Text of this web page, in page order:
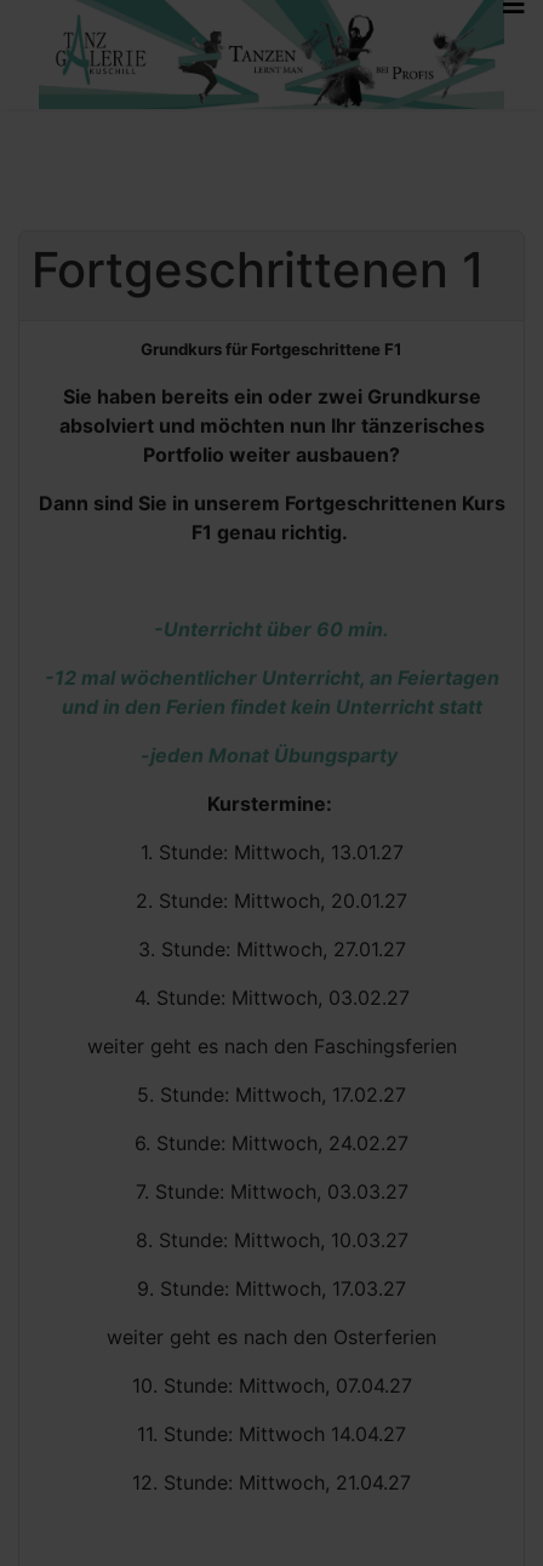
Fortgeschrittenen 1
Grundkurs für Fortgeschrittene F1
Sie haben bereits ein oder zwei Grundkurse
absolviert und möchten nun Ihr tänzerisches
Portfolio weiter ausbauen?
Dann sind Sie in unserem Fortgeschrittenen Kurs
F1 genau richtig.
-Unterricht über 60 min.
-12 mal wöchentlicher Unterricht, an Feiertagen
und in den Ferien findet kein Unterricht statt
-jeden Monat Übungsparty
Kurstermine:
1. Stunde: Mittwoch, 13.01.27
2. Stunde: Mittwoch, 20.01.27
3. Stunde: Mittwoch, 27.01.27
4. Stunde: Mittwoch, 03.02.27
weiter geht es nach den Faschingsferien
5. Stunde: Mittwoch, 17.02.27
6. Stunde: Mittwoch, 24.02.27
7. Stunde: Mittwoch, 03.03.27
8. Stunde: Mittwoch, 10.03.27
9. Stunde: Mittwoch, 17.03.27
weiter geht es nach den Osterferien
10. Stunde: Mittwoch, 07.04.27
11. Stunde: Mittwoch 14.04.27
12. Stunde: Mittwoch, 21.04.27